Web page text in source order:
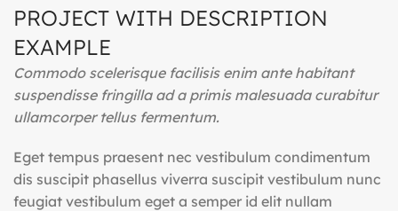
PROJECT WITH DESCRIPTION
EXAMPLE
Commodo scelerisque facilisis enim ante habitant
suspendisse fringilla ad a primis malesuada curabitur
ullamcorper tellus fermentum.
Eget tempus praesent nec vestibulum condimentum
dis suscipit phasellus viverra suscipit vestibulum nunc
feugiat vestibulum eget a semper id elit nullam